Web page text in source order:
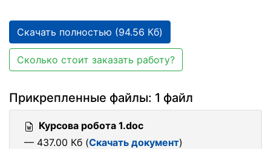
Скачать полностью (94.56 Кб)
Сколько стоит заказать работу?
Прикрепленные файлы: 1 файл
Курсова робота 1.doc
— 437.00 Кб (Скачать документ)